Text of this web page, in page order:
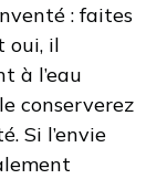
: faites
oui, il
à l’eau
conserverez
Si l’envie